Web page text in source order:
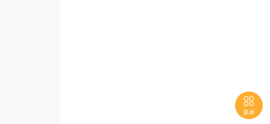

菜单